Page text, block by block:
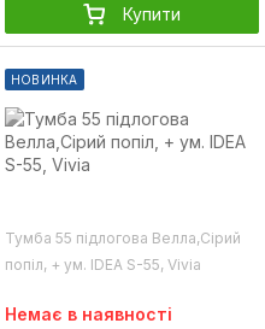
Купити
НОВИНКА
Тумба 55 підлогова Велла,Cірий
попіл, + ум. IDEA S-55, Vivia
Немає в наявності